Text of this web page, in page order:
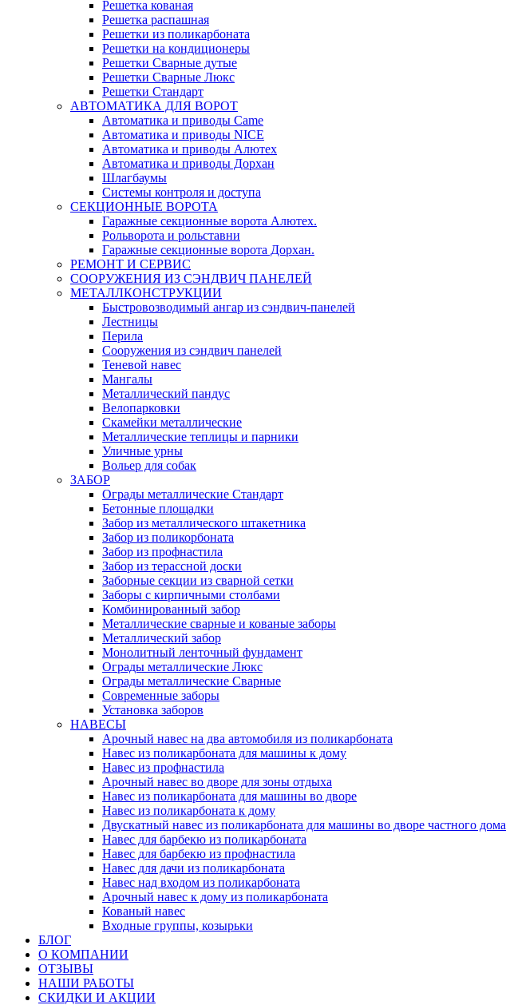
Решетка кованая
Решетка распашная
Решетки из поликарбоната
Решетки на кондиционеры
Решетки Сварные дутые
Решетки Сварные Люкс
Решетки Стандарт
АВТОМАТИКА ДЛЯ ВОРОТ
Автоматика и приводы Came
Автоматика и приводы NICE
Автоматика и приводы Алютех
Автоматика и приводы Дорхан
Шлагбаумы
Системы контроля и доступа
СЕКЦИОННЫЕ ВОРОТА
Гаражные секционные ворота Алютех.
Рольворота и рольставни
Гаражные секционные ворота Дорхан.
РЕМОНТ И СЕРВИС
СООРУЖЕНИЯ ИЗ СЭНДВИЧ ПАНЕЛЕЙ
МЕТАЛЛКОНСТРУКЦИИ
Быстровозводимый ангар из сэндвич-панелей
Лестницы
Перила
Сооружения из сэндвич панелей
Теневой навес
Мангалы
Металлический пандус
Велопарковки
Скамейки металлические
Металлические теплицы и парники
Уличные урны
Вольер для собак
ЗАБОР
Ограды металлические Стандарт
Бетонные площадки
Забор из металлического штакетника
Забор из поликорбоната
Забор из профнастила
Забор из терассной доски
Заборные секции из сварной сетки
Заборы с кирпичными столбами
Комбинированный забор
Металлические сварные и кованые заборы
Металлический забор
Монолитный ленточный фундамент
Ограды металлические Люкс
Ограды металлические Сварные
Современные заборы
Установка заборов
НАВЕСЫ
Арочный навес на два автомобиля из поликарбоната
Навес из поликарбоната для машины к дому
Навес из профнастила
Арочный навес во дворе для зоны отдыха
Навес из поликарбоната для машины во дворе
Навес из поликарбоната к дому
Двускатный навес из поликарбоната для машины во дворе частного дома
Навес для барбекю из поликарбоната
Навес для барбекю из профнастила
Навес для дачи из поликарбоната
Навес над входом из поликарбоната
Арочный навес к дому из поликарбоната
Кованый навес
Входные группы, козырьки
БЛОГ
О КОМПАНИИ
ОТЗЫВЫ
НАШИ РАБОТЫ
СКИДКИ И АКЦИИ